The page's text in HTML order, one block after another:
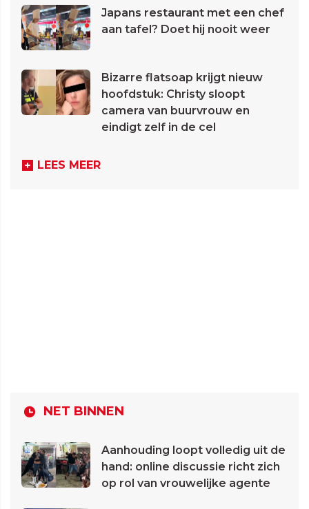
Japans restaurant met een chef
aan tafel? Doet hij nooit weer
Bizarre flatsoap krijgt nieuw
hoofdstuk: Christy sloopt
camera van buurvrouw en
eindigt zelf in de cel
LEES MEER
NET BINNEN
Aanhouding loopt volledig uit de
hand: online discussie richt zich
op rol van vrouwelijke agente